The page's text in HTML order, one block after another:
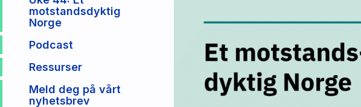
motstandsdyktig
Norge
Podcast
Ressurser
Meld deg på vårt
nyhetsbrev